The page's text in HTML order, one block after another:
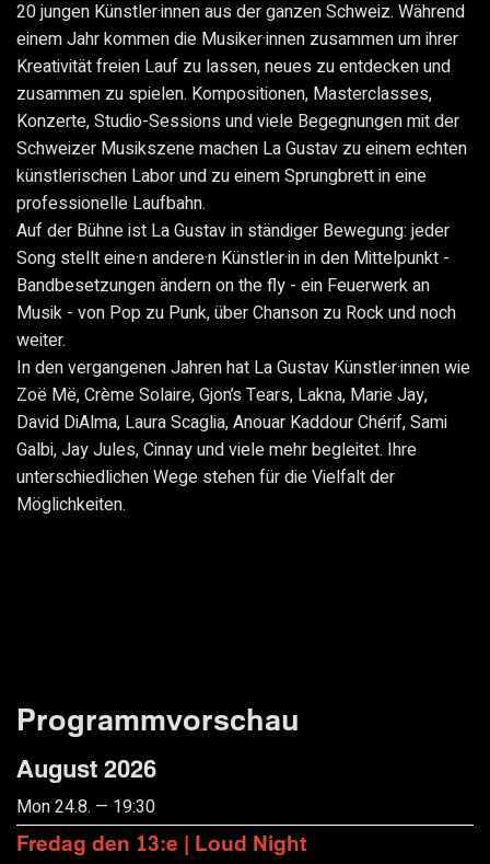
20 jungen Künstler·innen aus der ganzen Schweiz. Während
einem Jahr kommen die Musiker·innen zusammen um ihrer
Kreativität freien Lauf zu lassen, neues zu entdecken und
zusammen zu spielen. Kompositionen, Masterclasses,
Konzerte, Studio-Sessions und viele Begegnungen mit der
Schweizer Musikszene machen La Gustav zu einem echten
künstlerischen Labor und zu einem Sprungbrett in eine
professionelle Laufbahn.
Auf der Bühne ist La Gustav in ständiger Bewegung: jeder
Song stellt eine·n andere·n Künstler·in in den Mittelpunkt -
Bandbesetzungen ändern on the fly - ein Feuerwerk an
Musik - von Pop zu Punk, über Chanson zu Rock und noch
weiter.
In den vergangenen Jahren hat La Gustav Künstler·innen wie
Zoë Më, Crème Solaire, Gjon’s Tears, Lakna, Marie Jay,
David DiAlma, Laura Scaglia, Anouar Kaddour Chérif, Sami
Galbi, Jay Jules, Cinnay und viele mehr begleitet. Ihre
unterschiedlichen Wege stehen für die Vielfalt der
Möglichkeiten.
Programmvorschau
August 2026
Mon 24.8. — 19:30
Fredag den 13:e | Loud Night